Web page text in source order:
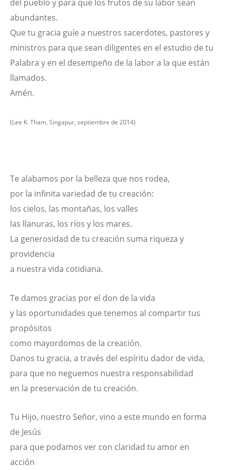
del pueblo y para que los frutos de su labor sean
abundantes.
Que tu gracia guíe a nuestros sacerdotes, pastores y
ministros para que sean diligentes en el estudio de tu
Palabra y en el desempeño de la labor a la que están
llamados.
Amén.
(Lee K. Tham, Singapur, septiembre de 2014)
Te alabamos por la belleza que nos rodea,
por la infinita variedad de tu creación:
los cielos, las montañas, los valles
las llanuras, los ríos y los mares.
La generosidad de tu creación suma riqueza y
providencia
a nuestra vida cotidiana.
Te damos gracias por el don de la vida
y las oportunidades que tenemos al compartir tus
propósitos
como mayordomos de la creación.
Danos tu gracia, a través del espíritu dador de vida,
para que no neguemos nuestra responsabilidad
en la preservación de tu creación.
Tu Hijo, nuestro Señor, vino a este mundo en forma
de Jesús
para que podamos ver con claridad tu amor en
acción